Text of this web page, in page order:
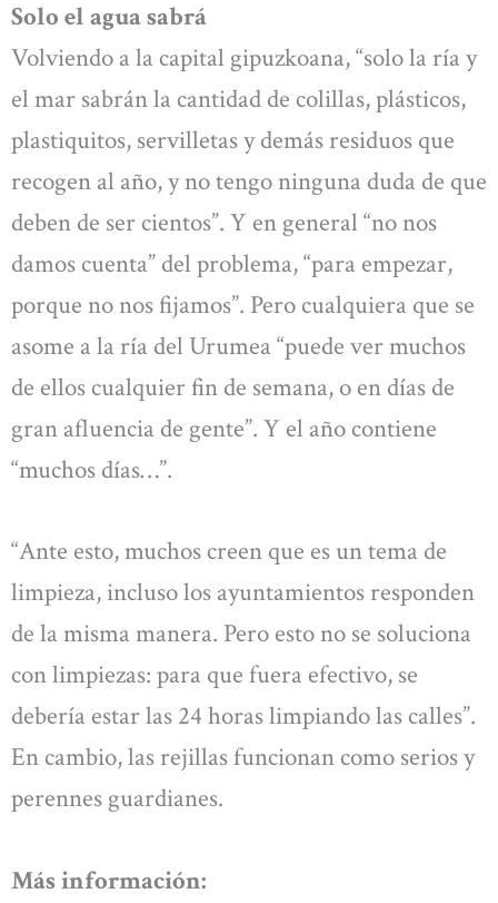
Solo el agua sabrá
Volviendo a la capital gipuzkoana, “solo la ría y
el mar sabrán la cantidad de colillas, plásticos,
plastiquitos, servilletas y demás residuos que
recogen al año, y no tengo ninguna duda de que
deben de ser cientos”. Y en general “no nos
damos cuenta” del problema, “para empezar,
porque no nos fijamos”. Pero cualquiera que se
asome a la ría del Urumea “puede ver muchos
de ellos cualquier fin de semana, o en días de
gran afluencia de gente”. Y el año contiene
“muchos días…”.
“Ante esto, muchos creen que es un tema de
limpieza, incluso los ayuntamientos responden
de la misma manera. Pero esto no se soluciona
con limpiezas: para que fuera efectivo, se
debería estar las 24 horas limpiando las calles”.
En cambio, las rejillas funcionan como serios y
perennes guardianes.
Más información: